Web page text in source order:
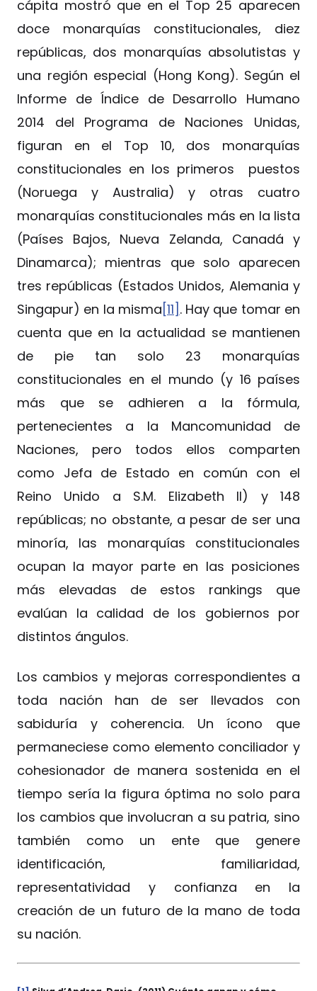
cápita mostró que en el Top 25 aparecen
doce monarquías constitucionales, diez
repúblicas, dos monarquías absolutistas y
una región especial (Hong Kong). Según el
Informe de Índice de Desarrollo Humano
2014 del Programa de Naciones Unidas,
figuran en el Top 10, dos monarquías
constitucionales en los primeros puestos
(Noruega y Australia) y otras cuatro
monarquías constitucionales más en la lista
(Países Bajos, Nueva Zelanda, Canadá y
Dinamarca); mientras que solo aparecen
tres repúblicas (Estados Unidos, Alemania y
Singapur) en la misma [11] . Hay que tomar en
cuenta que en la actualidad se mantienen
de pie tan solo 23 monarquías
constitucionales en el mundo (y 16 países
más que se adhieren a la fórmula,
pertenecientes a la Mancomunidad de
Naciones, pero todos ellos comparten
como Jefa de Estado en común con el
Reino Unido a S.M. Elizabeth II) y 148
repúblicas; no obstante, a pesar de ser una
minoría, las monarquías constitucionales
ocupan la mayor parte en las posiciones
más elevadas de estos rankings que
evalúan la calidad de los gobiernos por
distintos ángulos.
Los cambios y mejoras correspondientes a
toda nación han de ser llevados con
sabiduría y coherencia. Un ícono que
permaneciese como elemento conciliador y
cohesionador de manera sostenida en el
tiempo sería la figura óptima no solo para
los cambios que involucran a su patria, sino
también como un ente que genere
identificación, familiaridad,
representatividad y confianza en la
creación de un futuro de la mano de toda
su nación.